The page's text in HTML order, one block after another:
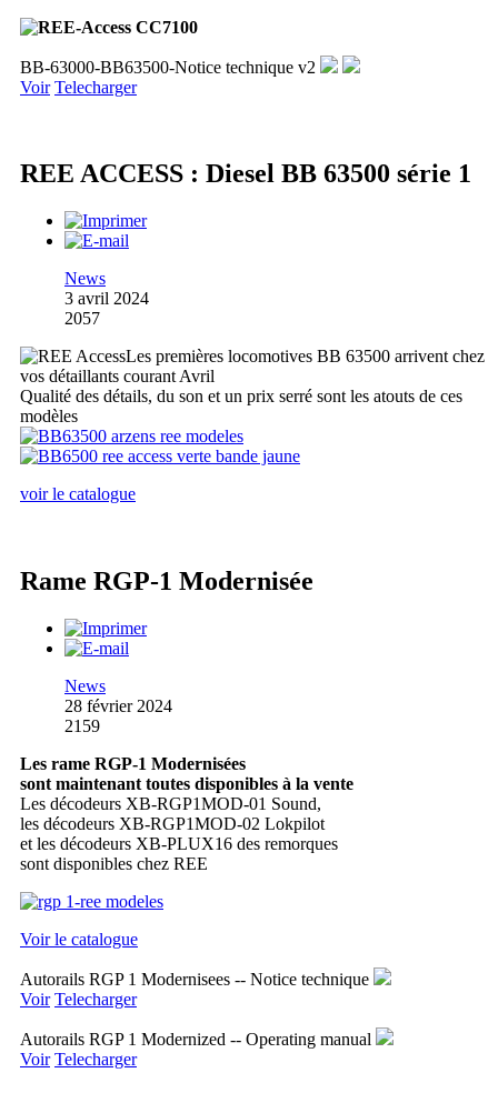
BB-63000-BB63500-Notice technique v2
Voir Telecharger
REE ACCESS : Diesel BB 63500 série 1
News
3 avril 2024
2057
Les premières locomotives BB 63500 arrivent chez
vos détaillants courant Avril
Qualité des détails, du son et un prix serré sont les atouts de ces
modèles
voir le catalogue
Rame RGP-1 Modernisée
News
28 février 2024
2159
Les rame RGP-1 Modernisées
sont maintenant toutes disponibles à la vente
Les décodeurs XB-RGP1MOD-01 Sound,
les décodeurs XB-RGP1MOD-02 Lokpilot
et les décodeurs XB-PLUX16 des remorques
sont disponibles chez REE
Voir le catalogue
Autorails RGP 1 Modernisees -- Notice technique
Voir Telecharger
Autorails RGP 1 Modernized -- Operating manual
Voir Telecharger